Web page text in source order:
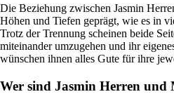
Die Beziehung zwischen Jasmin
Höhen und Tiefen geprägt, wie es in
Trotz der Trennung scheinen beide
miteinander umzugehen und ihr
wünschen ihnen alles Gute für ihre
Wer sind Jasmin Herren und